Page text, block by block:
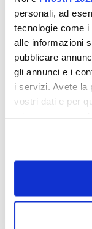
personali, ad
tecnologie come
alle informazioni
pubblicare
gli annunci e i
i servizi. Avete la
vostri dati e per
modificare o
momento dalla
sull'icona di
Con il tuo
€ 479,09
Deyanira-Tisch mit